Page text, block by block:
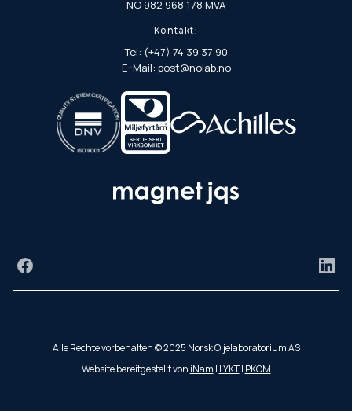
NO 982 968 178 MVA
Kontakt:
Tel: (+47) 74 39 37 90
E-Mail: post@nolab.no
Facebook
Alle Rechte vorbehalten © 2025 Norsk Oljelaboratorium AS
Website bereitgestellt von iNam | LYKT| PKOM